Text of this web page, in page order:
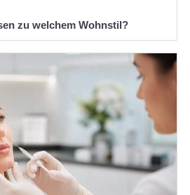
zu welchem Wohnstil?